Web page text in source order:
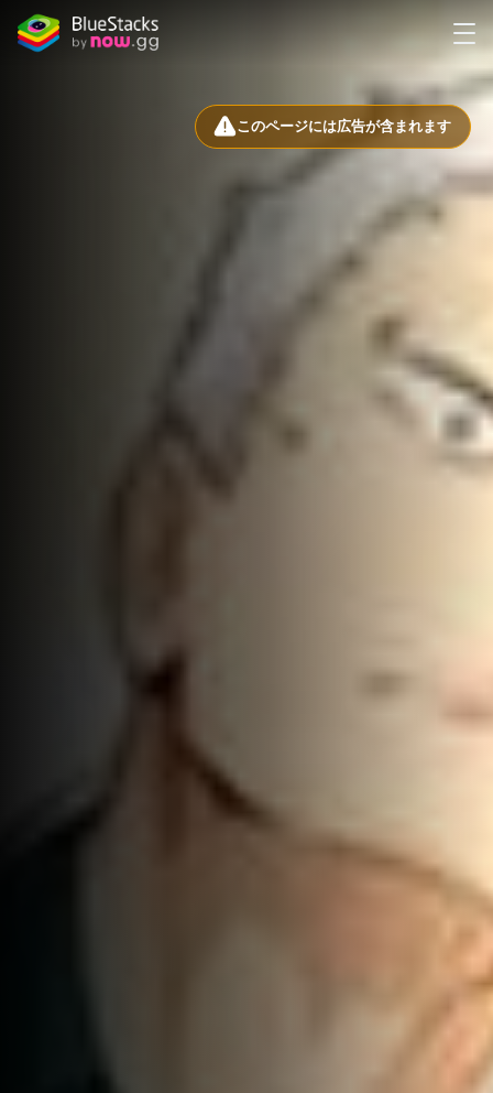
このページには広告が含まれます